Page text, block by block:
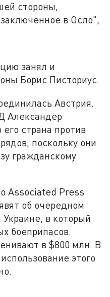
стороны,
в Осло",
занял и
Борис Писториус.
Австрия.
Александер
страна против
поскольку они
гражданскому
Associated Press
об очередном
в который
боеприпасов.
в $800 млн. В
этого